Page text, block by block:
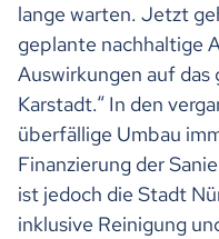
lange warten. Jetzt
geplante nachhaltige
Auswirkungen auf
Karstadt.“ In den
überfällige Umbau
Finanzierung der
ist jedoch die Stadt
inklusive Reinigung